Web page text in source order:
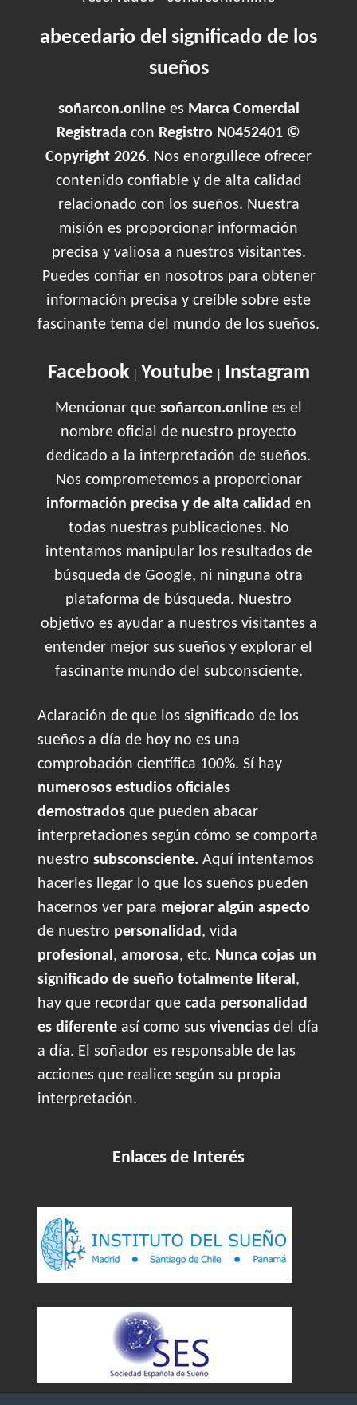
abecedario del significado de los
sueños
soñarcon.onlinees Marca Comercial
Registrada con Registro N0452401 ©
Copyright 2026. Nos enorgullece ofrecer
contenido confiable y de alta calidad
relacionado con los sueños. Nuestra
misión es proporcionar información
precisa y valiosa a nuestros visitantes.
Puedes confiar en nosotros para obtener
información precisa y creíble sobre este
fascinante tema del mundo de los sueños.
Facebook| Youtube| Instagram
Mencionar que soñarcon.online es el
nombre oficial de nuestro proyecto
dedicado a la interpretación de sueños.
Nos comprometemos a proporcionar
información precisa y de alta calidad en
todas nuestras publicaciones. No
intentamos manipular los resultados de
búsqueda de Google, ni ninguna otra
plataforma de búsqueda. Nuestro
objetivo es ayudar a nuestros visitantes a
entender mejor sus sueños y explorar el
fascinante mundo del subconsciente.
Aclaración de que los significado de los
sueños a día de hoy no es una
comprobación científica 100%. Sí hay
numerosos estudios oficiales
demostrados que pueden abacar
interpretaciones según cómo se comporta
nuestro subsconsciente. Aquí intentamos
hacerles llegar lo que los sueños pueden
hacernos ver para mejorar algún aspecto
de nuestro personalidad, vida
profesional, amorosa, etc. Nunca cojas un
significado de sueño totalmente literal,
hay que recordar que cada personalidad
es diferente así como sus vivencias del día
a día. El soñador es responsable de las
acciones que realice según su propia
interpretación.
Enlaces de Interés